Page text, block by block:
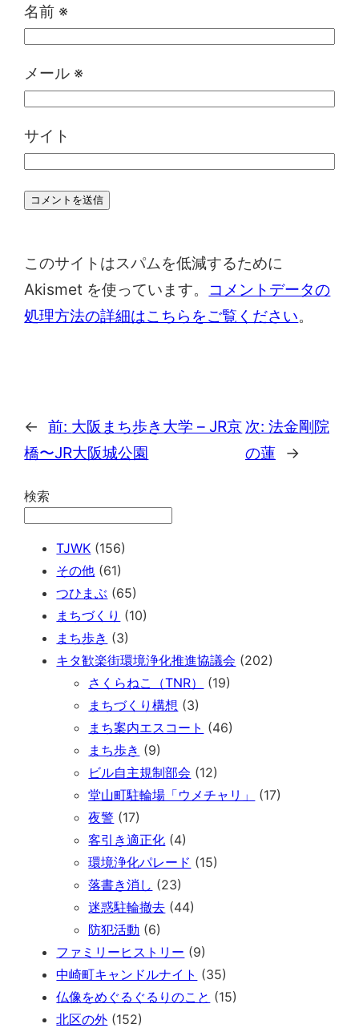
名前 ※
メール ※
サイト
このサイトはスパムを低減するために
Akismet を使っています。
コメントデータの
処理方法の詳細はこちらをご覧ください。
← 前: 大阪まち歩き大学 – JR京
橋〜JR大阪城公園
次: 法金剛院
の蓮 →
検索
TJWK (156)
その他 (61)
つひまぶ (65)
まちづくり (10)
まち歩き (3)
キタ歓楽街環境浄化推進協議会 (202)
さくらねこ（TNR）
(19)
まちづくり構想 (3)
まち案内エスコート (46)
まち歩き (9)
ビル自主規制部会 (12)
堂山町駐輪場「ウメチャリ」
(17)
夜警 (17)
客引き適正化 (4)
環境浄化パレード (15)
落書き消し (23)
迷惑駐輪撤去 (44)
防犯活動 (6)
ファミリーヒストリー (9)
中崎町キャンドルナイト (35)
仏像をめぐるぐるりのこと (15)
北区の外 (152)